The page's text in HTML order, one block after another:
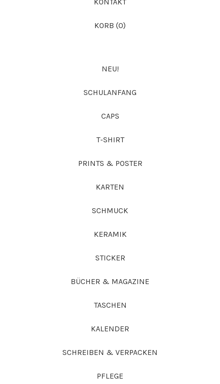
KORB (0)
NEU!
SCHULANFANG
CAPS
T-SHIRT
PRINTS & POSTER
KARTEN
SCHMUCK
KERAMIK
STICKER
BÜCHER & MAGAZINE
TASCHEN
KALENDER
SCHREIBEN & VERPACKEN
PFLEGE